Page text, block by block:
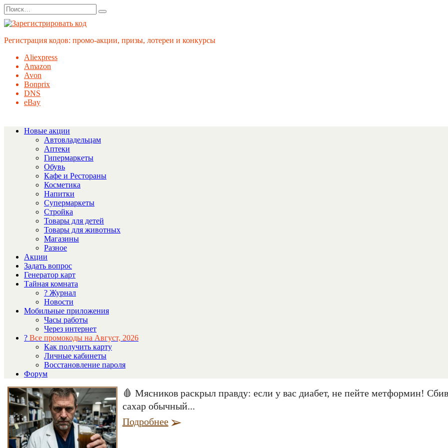
Перейти
к
содержанию
Search
for:
Регистрация кодов: промо-акции, призы, лотереи и конкурсы
Aliexpress
Amazon
Avon
Bonprix
DNS
eBay
Новые акции
Автовладельцам
Аптеки
Гипермаркеты
Обувь
Кафе и Рестораны
Косметика
Напитки
Супермаркеты
Стройка
Товары для детей
Товары для животных
Магазины
Разное
Акции
Задать вопрос
Генератор карт
Тайная комната
? Журнал
Новости
Мобильные приложения
Часы работы
Через интернет
? Все промокоды на Август, 2026
Как получить карту
Личные кабинеты
Восстановление пароля
Форум
🩸 Мясников раскрыл правду: если у вас диабет, не пейте метформин!
сахар обычный...
Подробнее